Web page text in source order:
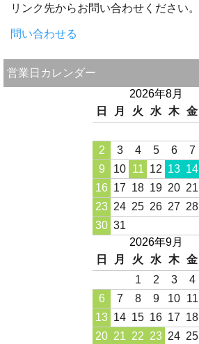
リンク先からお問い合わせください。
問い合わせる
営業日カレンダー
2026年8月
日
月 火 水 木 金
2
3 4 5 6 7
9
10 11 12 13 14
16 17 18 19 20 21
23 24 25 26 27 28
30 31
2026年9月
日
月 火 水 木 金
1
2 3 4
6
7 8 9 10 11
13 14 15 16 17 18
20 21 22 23 24 25